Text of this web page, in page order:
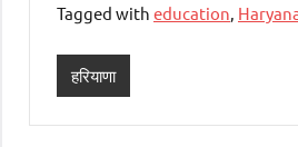
Tagged with education
हरियाणा